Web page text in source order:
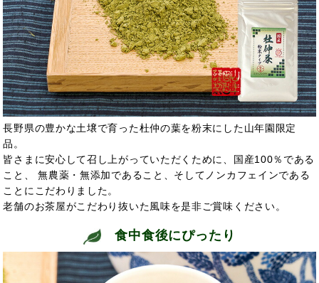
長野県の豊かな土壌で育った杜仲の葉を粉末にした山年園限定
品。
皆さまに安心して召し上がっていただくために、国産100％である
こと、 無農薬・無添加であること、そしてノンカフェインである
ことにこだわりました。
老舗のお茶屋がこだわり抜いた風味を是非ご賞味ください。
食中食後にぴったり